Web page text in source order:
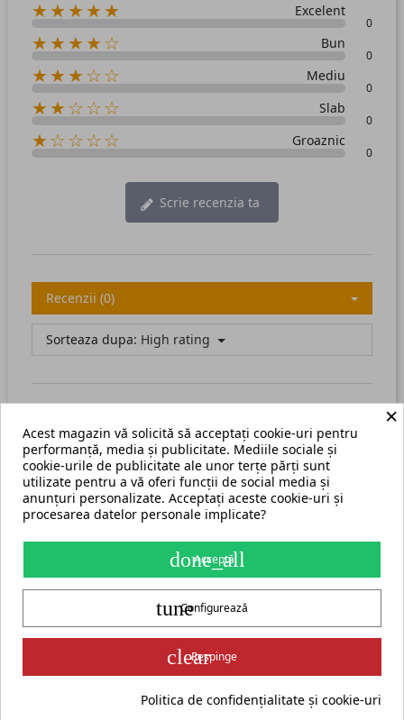
ADAUGĂ ÎN COȘ
★★★★★ Excelent
0
★★★★☆ Bun
0
★★★☆☆ Mediu
0
★★☆☆☆ Slab
0
★☆☆☆☆ Groaznic
0
Scrie recenzia ta
Recenzii (0)
Sorteaza dupa: High rating
There are no available reviews.Scrie recenzia ta.
Termeni și condiții Harta site
S.C. ECHIPAMENTE ROMANIA s.r.l.
str. Grigore Ghica Voda nr. 3, Iași, cod postal 700503
contact@cormak.ro
+40 775 333 666
Partener oficial exclusiv al producătorului CORMAK Jerzy Zalewski
pentru piața din România.
✆Contact
×
Acest magazin vă solicită să acceptați cookie-uri pentru
performanță, media și publicitate. Mediile sociale și
cookie-urile de publicitate ale unor terțe părți sunt
utilizate pentru a vă oferi funcții de social media și
anunțuri personalizate. Acceptați aceste cookie-uri și
procesarea datelor personale implicate?
done_all
Acceptă
tuneConfigurează
clearRespinge
Politica de confidențialitate și cookie-uri
group_work